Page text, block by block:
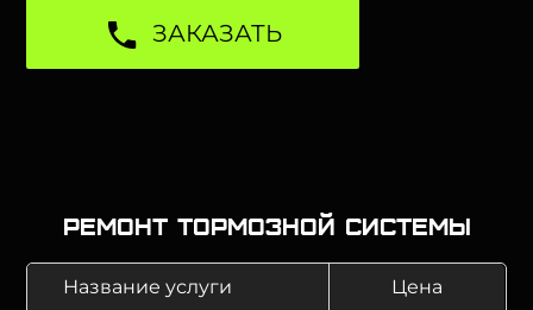
ЗАКАЗАТЬ
Ремонт тормозной системы
Название услуги Цена